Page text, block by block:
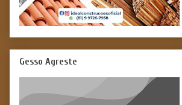
Gesso Agreste